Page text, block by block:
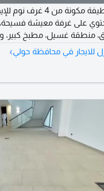
فيلا لطيفة
منطقة غسيل، مطبخ
باركيه في جميع غرف النوم
معقول فقط 1500 دينار
للايجار في محافظة حولي›